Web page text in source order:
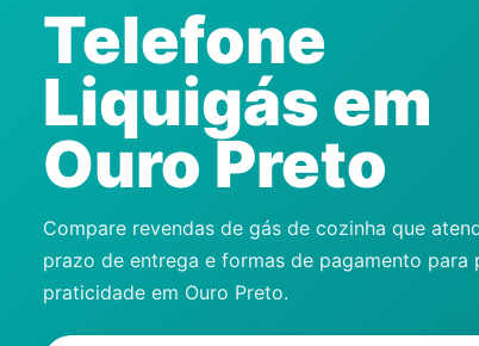
Revendedor
Notícias
Cadastre-se
Contatos
Telefone
Liquigás em
Ouro Preto
Compare revendas de gás de cozinha que
prazo de entrega e formas de pagamento para
praticidade em Ouro Preto.